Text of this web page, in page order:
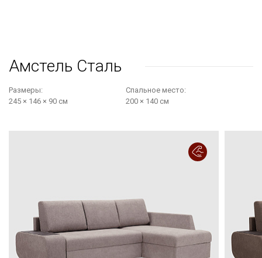
Амстель Сталь
Размеры:
245 × 146 × 90 см
Cпальное место:
200 × 140 см